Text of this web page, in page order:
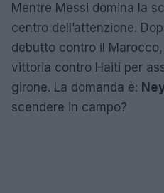
Mentre Messi domina la
centro dell’attenzione.
debutto contro il
vittoria contro Haiti per
girone. La domanda è:
scendere in campo?